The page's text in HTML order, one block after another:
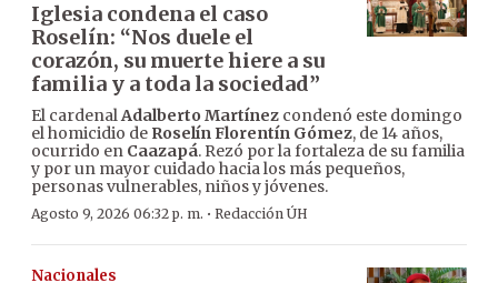
Iglesia condena el caso
Roselín: “Nos duele el
corazón, su muerte hiere a su
familia y a toda la sociedad”
El cardenalAdalberto Martínez condenó este domingo
el homicidio de Roselín Florentín Gómez, de 14 años,
ocurrido en Caazapá. Rezó por la fortaleza de su familia
y por un mayor cuidado hacia los más pequeños,
personas vulnerables, niños y jóvenes.
Agosto 9, 2026 06:32 p. m. · Redacción ÚH
Nacionales